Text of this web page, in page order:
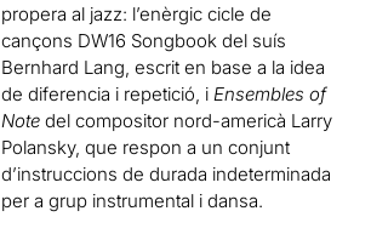
propera al jazz: l’enèrgic cicle de
cançons DW16 Songbook del suís
Bernhard Lang, escrit en base a la idea
de diferencia i repetició, iEnsembles of
Note del compositor nord-americà Larry
Polansky, que respon a un conjunt
d’instruccions de durada indeterminada
per a grup instrumental i dansa.